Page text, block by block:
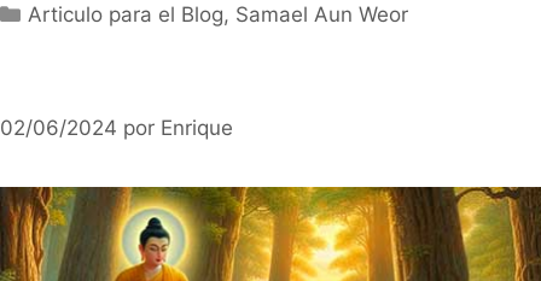
Categorías
Articulo para el Blog, Samael Aun Weor
02/06/2024 por Enrique